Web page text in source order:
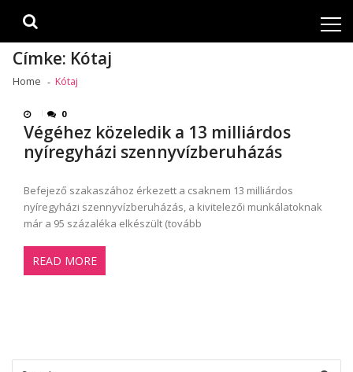
Címke: Kótaj
Home Kótaj
0
Végéhez közeledik a 13 milliárdos
nyíregyházi szennyvízberuházás
Befejező szakaszához érkezett a csaknem 13 milliárdos
nyíregyházi szennyvízberuházás, a kivitelezői munkálatoknak
már a 95 százaléka elkészült (tovább
READ MORE